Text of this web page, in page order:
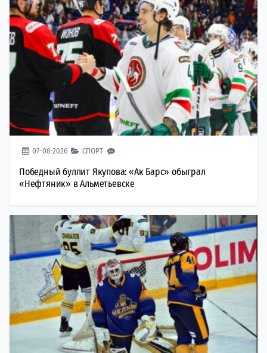
07-08-2026 СПОРТ
Победный буллит Якупова: «Ак Барс» обыграл
«Нефтяник» в Альметьевске